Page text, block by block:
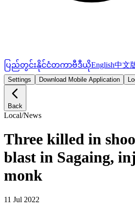
ပြည်တွင်းနိုင်ငံတကာဗီဒီယိုEnglish中文
Settings Download Mobile Application
Back
Local/News
Three killed in
blast in Sagaing,
monk
11 Jul 2022